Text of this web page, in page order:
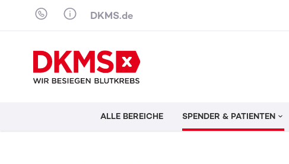
Skip to content
DKMS.de
ALLE BEREICHE SPENDER & PATIENTEN